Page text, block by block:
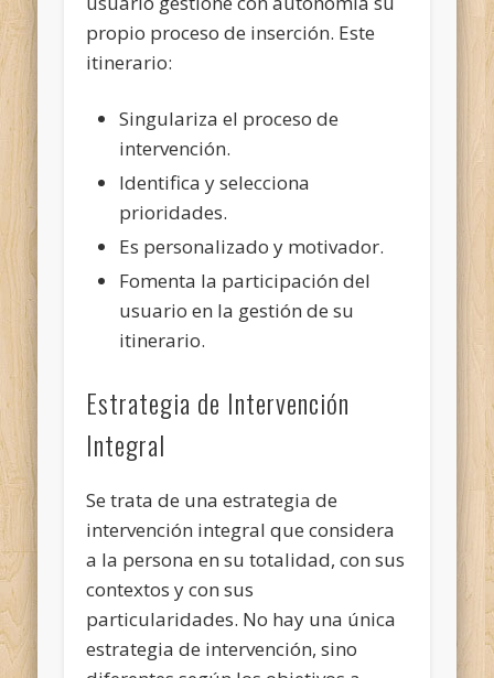
propio proceso de inserción. Este
itinerario:
Singulariza el proceso de
intervención.
Identifica y selecciona
prioridades.
Es personalizado y motivador.
Fomenta la participación del
usuario en la gestión de su
itinerario.
Estrategia de Intervención
Integral
Se trata de una estrategia de
intervención integral que considera
a la persona en su totalidad, con sus
contextos y con sus
particularidades. No hay una única
estrategia de intervención, sino